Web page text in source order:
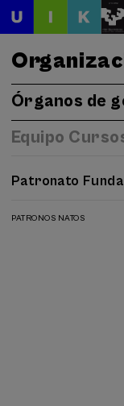
Órganos de
Equipo
Patronato
PATRONOS NATOS